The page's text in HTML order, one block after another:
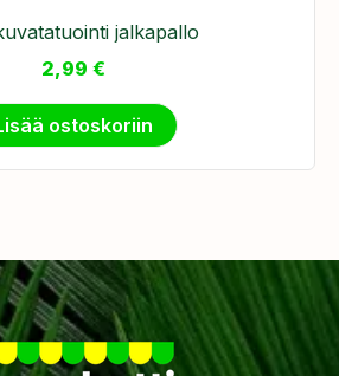
jalkapallo
2,99 €
ostoskoriin